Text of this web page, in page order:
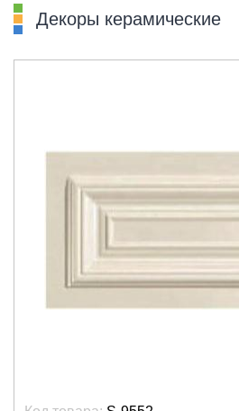
Декоры керамические